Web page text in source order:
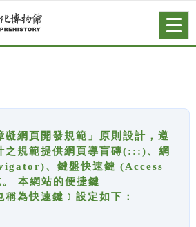
礙網頁開發規範」原則設計，遵
之規範提供網頁導盲磚(:::)、網
、鍵盤快速鍵 (Access
本網站的便捷鍵
稱為快速鍵﹞設定如下：